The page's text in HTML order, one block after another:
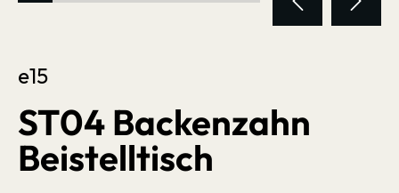
e15
ST04 Backenzahn
Beistelltisch